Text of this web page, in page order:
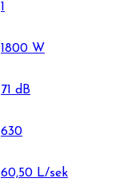
1
1800 W
71 dB
630
60,50 L/sek